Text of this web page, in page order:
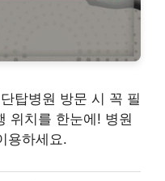
탑병원 방문 시 꼭 필
위치를 한눈에! 병원
용하세요.